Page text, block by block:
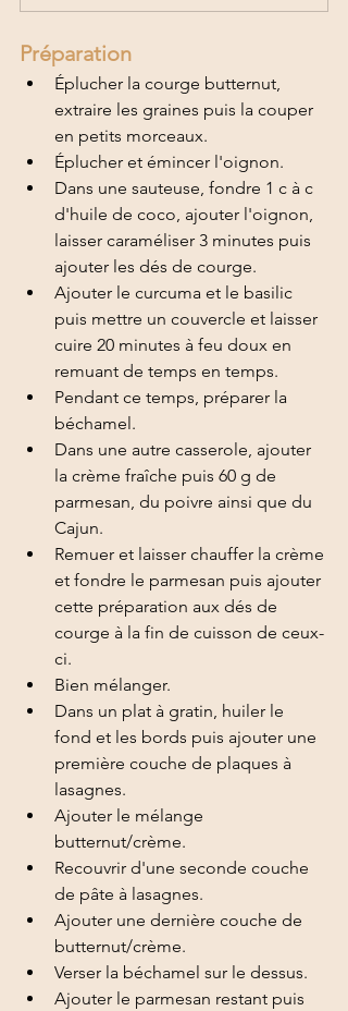
Préparation
Éplucher la courge butternut,
extraire les graines puis la couper
en petits morceaux.
Éplucher et émincer l'oignon.
Dans une sauteuse, fondre 1 c à c
d'huile de coco, ajouter l'oignon,
laisser caraméliser 3 minutes puis
ajouter les dés de courge.
Ajouter le curcuma et le basilic
puis mettre un couvercle et laisser
cuire 20 minutes à feu doux en
remuant de temps en temps.
Pendant ce temps, préparer la
béchamel.
Dans une autre casserole, ajouter
la crème fraîche puis 60 g de
parmesan, du poivre ainsi que du
Cajun.
Remuer et laisser chauffer la crème
et fondre le parmesan puis ajouter
cette préparation aux dés de
courge à la fin de cuisson de ceux-
ci.
Bien mélanger.
Dans un plat à gratin, huiler le
fond et les bords puis ajouter une
première couche de plaques à
lasagnes.
Ajouter le mélange
butternut/crème.
Recouvrir d'une seconde couche
de pâte à lasagnes.
Ajouter une dernière couche de
butternut/crème.
Verser la béchamel sur le dessus.
Ajouter le parmesan restant puis